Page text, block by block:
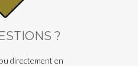
?
directement en